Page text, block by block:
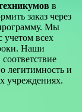
в
заказ через
Мы
учетом всех
Наши
легитимность и
учреждениях.